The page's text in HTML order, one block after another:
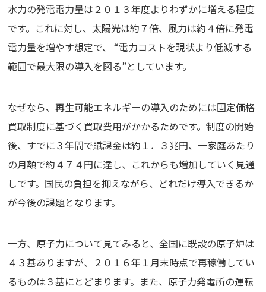
水力の発電電力量は２０１３年度よりわずかに増える程度
です。これに対し、太陽光は約７倍、風力は約４倍に発電
電力量を増やす想定で、 “電力コストを現状より低減する
範囲で最大限の導入を図る”としています。
なぜなら、再生可能エネルギーの導入のためには固定価格
買取制度に基づく買取費用がかかるためです。制度の開始
後、すでに３年間で賦課金は約１．３兆円、一家庭あたり
の月額で約４７４円に達し、これからも増加していく見通
しです。国民の負担を抑えながら、どれだけ導入できるか
が今後の課題となります。
一方、原子力について見てみると、全国に既設の原子炉は
４３基ありますが、２０１６年１月末時点で再稼働してい
るものは３基にとどまります。また、原子力発電所の運転